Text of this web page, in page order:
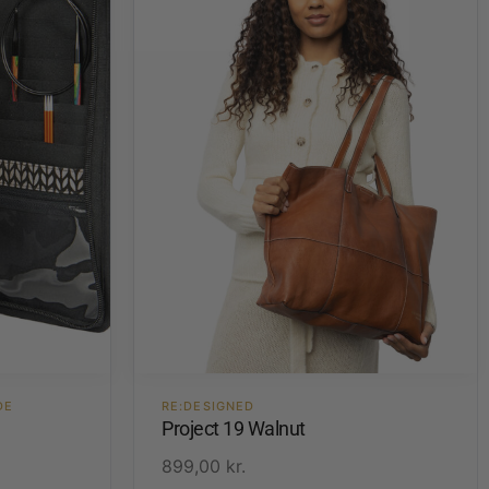
RE:DESIGNED
Project 19 Walnut
899,00 kr.